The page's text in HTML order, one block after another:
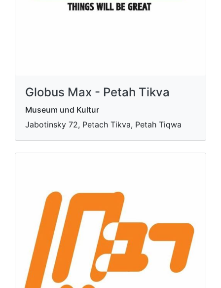
Globus Max - Petah Tikva
Museum und Kultur
Jabotinsky 72, Petach Tikva, Petah Tiqwa